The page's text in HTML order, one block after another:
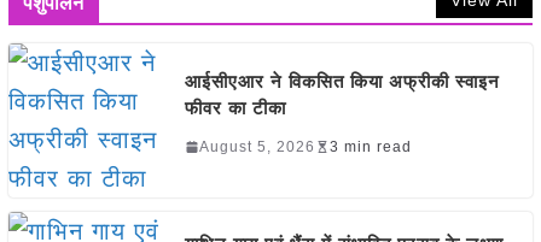
आईसीएआर ने विकसित किया अफ्रीकी स्वाइन
फीवर का टीका
August 5, 2026 3 min read